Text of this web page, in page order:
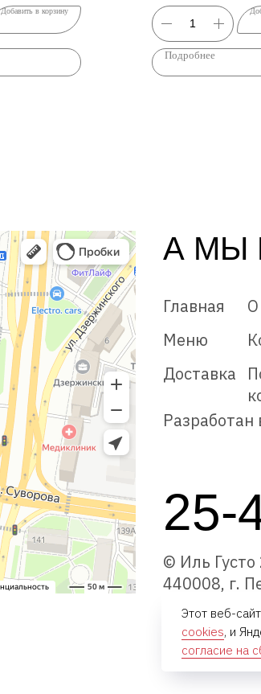
Добавить в корзину
Подробнее
А МЫ
25-
© Иль
440008, г.
Главная
Доставка
Меню
Разработан
Этот веб-
cookies, и
согласие на